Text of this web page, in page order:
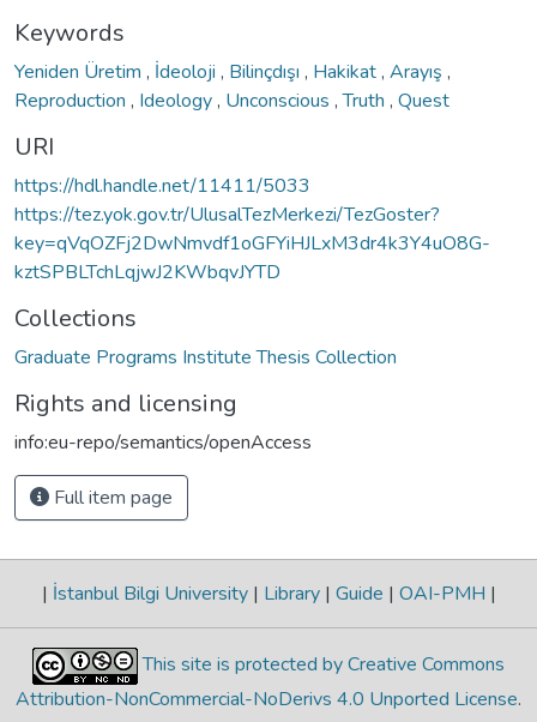
Keywords
Yeniden Üretim , İdeoloji , Bilinçdışı , Hakikat, Arayış ,
Reproduction , Ideology, Unconscious ,Truth , Quest
URI
https://hdl.handle.net/11411/5033
https://tez.yok.gov.tr/UlusalTezMerkezi/TezGoster?
key=qVqOZFj2DwNmvdf1oGFYiHJLxM3dr4k3Y4uO8G-
kztSPBLTchLqjwJ2KWbqvJYTD
Collections
Graduate Programs Institute Thesis Collection
Rights and licensing
info:eu-repo/semantics/openAccess
Full item page
| İstanbul Bilgi University | Library | Guide | OAI-PMH |
This site is protected by Creative Commons
Attribution-NonCommercial-NoDerivs 4.0 Unported License.